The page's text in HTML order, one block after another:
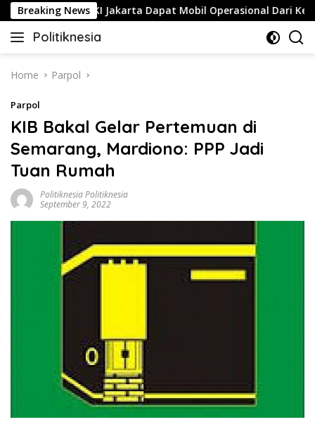
Skip
to
content
Breaking News
AMPG DKI Jakarta Dapat Mobil Operasional Dari Ketum
Politiknesia
Politiknesia.com
Home Parpol
Parpol
KIB Bakal Gelar Pertemuan di
Semarang, Mardiono: PPP Jadi
Tuan Rumah
Politiknesia Politiknesia
September 9, 2022